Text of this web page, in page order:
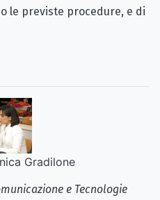
le previste procedure, e di
Gradilone
e Tecnologie